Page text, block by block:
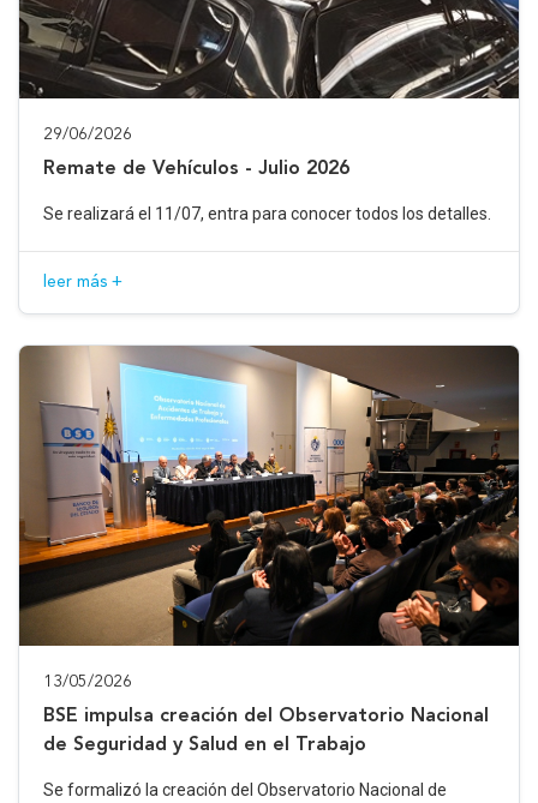
29/06/2026
Remate de Vehículos - Julio 2026
Se realizará el 11/07, entra para conocer todos los detalles.
leer más +
13/05/2026
BSE impulsa creación del Observatorio Nacional
de Seguridad y Salud en el Trabajo
Se formalizó la creación del Observatorio Nacional de